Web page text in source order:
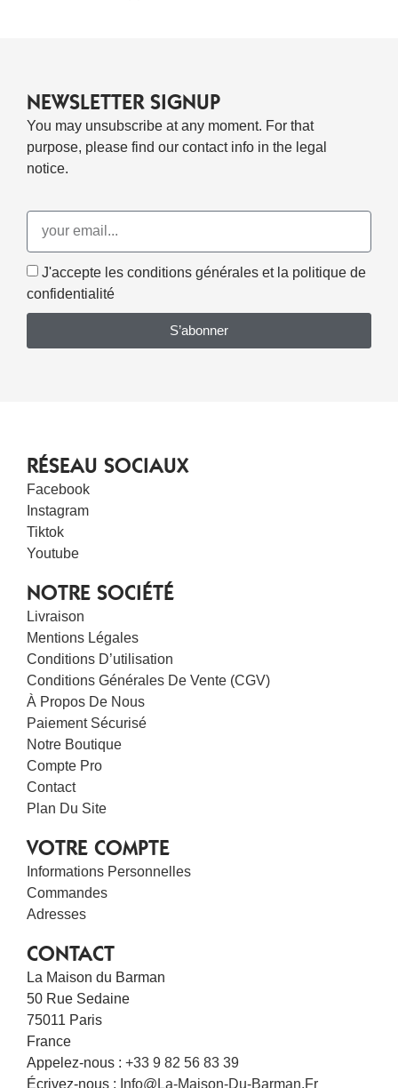
NEWSLETTER SIGNUP
You may unsubscribe at any moment. For that
purpose, please find our contact info in the legal
notice.
J'accepte les conditions générales et la politique de
confidentialité
S’abonner
RÉSEAU SOCIAUX
Facebook
Instagram
Tiktok
Youtube
NOTRE SOCIÉTÉ
Livraison
Mentions Légales
Conditions D’utilisation
Conditions Générales De Vente (CGV)
À Propos De Nous
Paiement Sécurisé
Notre Boutique
Compte Pro
Contact
Plan Du Site
VOTRE COMPTE
Informations Personnelles
Commandes
Adresses
CONTACT
La Maison du Barman
50 Rue Sedaine
75011 Paris
France
Appelez-nous : +33 9 82 56 83 39
Écrivez-nous : Info@la-Maison-Du-Barman.fr